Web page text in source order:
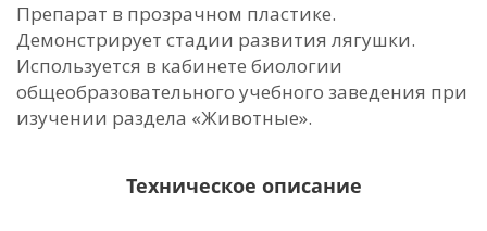
Препарат в прозрачном пластике.
Демонстрирует стадии развития лягушки.
Используется в кабинете биологии
общеобразовательного учебного заведения при
изучении раздела «Животные».
Техническое описание